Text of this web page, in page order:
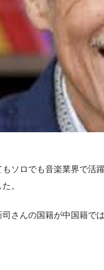
ソロでも音楽業界で活
。
さんの国籍が中国籍で